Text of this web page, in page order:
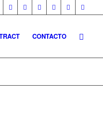
CONTACTO